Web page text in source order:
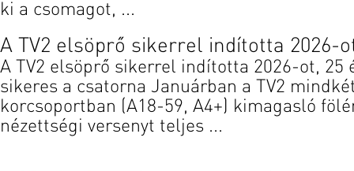
ki a csomagot, ...
A TV2 elsöprő sikerrel indította 2026-
A TV2 elsöprő sikerrel indította 2026-ot, 25
sikeres a csatorna Januárban a TV2
korcsoportban (A18-59, A4+) kimagasló
nézettségi versenyt teljes ...